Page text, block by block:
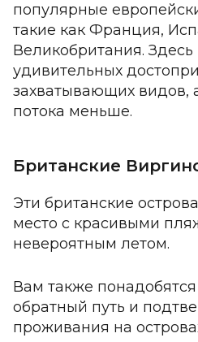
популярные
такие как Франция,
Великобритания. Здесь
удивительных
захватывающих видов,
потока меньше.
Британские
Эти британские
место с красивыми
невероятным летом.
Вам также
обратный путь и
проживания на